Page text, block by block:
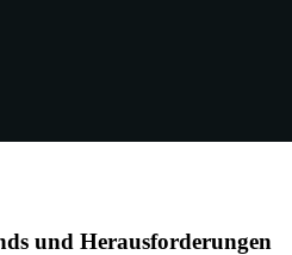
und Herausforderungen